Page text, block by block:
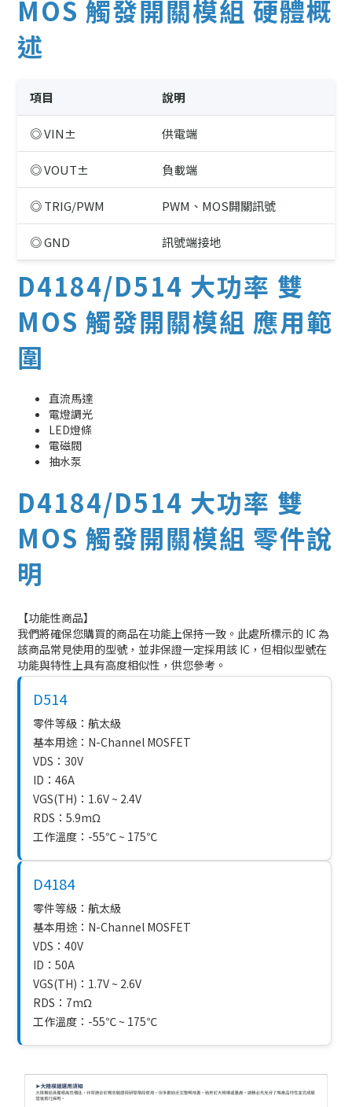
MOS 觸發開關模組 硬體概
述
項目 說明
◎ VIN± 供電端
◎ VOUT± 負載端
◎ TRIG/PWM PWM、MOS開關訊號
◎ GND 訊號端接地
D4184/D514 大功率 雙
MOS 觸發開關模組 應用範
圍
直流馬達
電燈調光
LED燈條
電磁閥
抽水泵
D4184/D514 大功率 雙
MOS 觸發開關模組 零件說
明
【功能性商品】
我們將確保您購買的商品在功能上保持一致。此處所標示的 IC 為
該商品常見使用的型號，並非保證一定採用該 IC，但相似型號在
功能與特性上具有高度相似性，供您參考。
D514
零件等級：航太級
基本用途：N-Channel MOSFET
VDS：30V
ID：46A
VGS(TH)：1.6V ~ 2.4V
RDS：5.9mΩ
工作溫度：-55℃ ~ 175℃
D4184
零件等級：航太級
基本用途：N-Channel MOSFET
VDS：40V
ID：50A
VGS(TH)：1.7V ~ 2.6V
RDS：7mΩ
工作溫度：-55℃ ~ 175℃